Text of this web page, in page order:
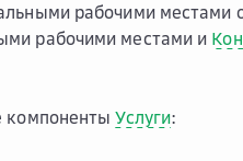
рабочими местами
рабочими местами и
компонентыУслуги: